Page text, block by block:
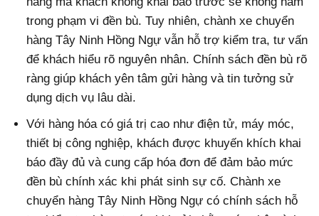
trong phạm vi đền bù. Tuy nhiên, chành xe chuyển
hàng Tây Ninh Hồng Ngự vẫn hỗ trợ kiểm tra, tư vấn
để khách hiểu rõ nguyên nhân. Chính sách đền bù rõ
ràng giúp khách yên tâm gửi hàng và tin tưởng sử
dụng dịch vụ lâu dài.
Với hàng hóa có giá trị cao như điện tử, máy móc,
thiết bị công nghiệp, khách được khuyến khích khai
báo đầy đủ và cung cấp hóa đơn để đảm bảo mức
đền bù chính xác khi phát sinh sự cố. Chành xe
chuyển hàng Tây Ninh Hồng Ngự có chính sách hỗ